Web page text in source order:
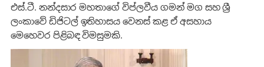
එස්.ටී. නන්දසාර මහතාගේ විප්ලවීය ගමන් මග සහ ශ්‍රී
ලංකාවේ ඩිජිටල් ඉතිහාසය වෙනස් කළ ඒ අසහාය
මෙහෙවර පිළිබඳ විමසුමකි.